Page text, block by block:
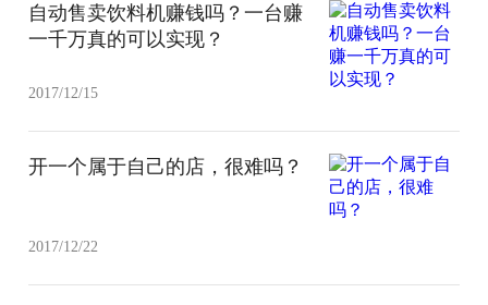
自动售卖饮料机赚钱吗？一台赚
一千万真的可以实现？
2017/12/15
开一个属于自己的店，很难吗？
2017/12/22